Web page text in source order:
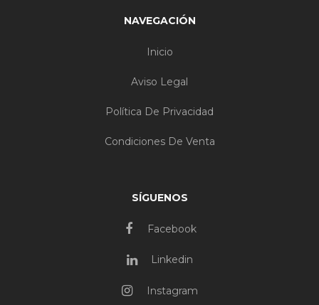
NAVEGACIÓN
Inicio
Aviso Legal
Política De Privacidad
Condiciones De Venta
SÍGUENOS
Facebook
Linkedin
Instagram